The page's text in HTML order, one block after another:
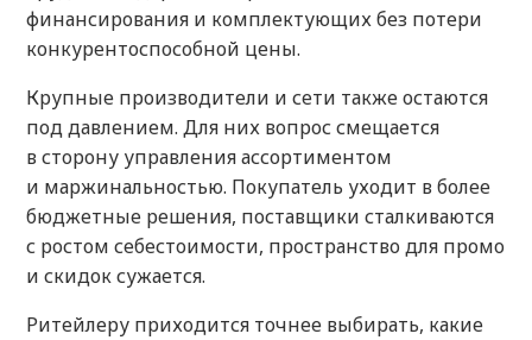
финансирования и комплектующих без потери
конкурентоспособной цены.
Крупные производители и сети также остаются
под давлением. Для них вопрос смещается
в сторону управления ассортиментом
и маржинальностью. Покупатель уходит в более
бюджетные решения, поставщики сталкиваются
с ростом себестоимости, пространство для промо
и скидок сужается.
Ритейлеру приходится точнее выбирать, какие